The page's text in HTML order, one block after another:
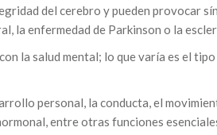
del cerebro y pueden provocar
la enfermedad de Parkinson o la
la salud mental; lo que varía es el
personal, la conducta, el
entre otras funciones